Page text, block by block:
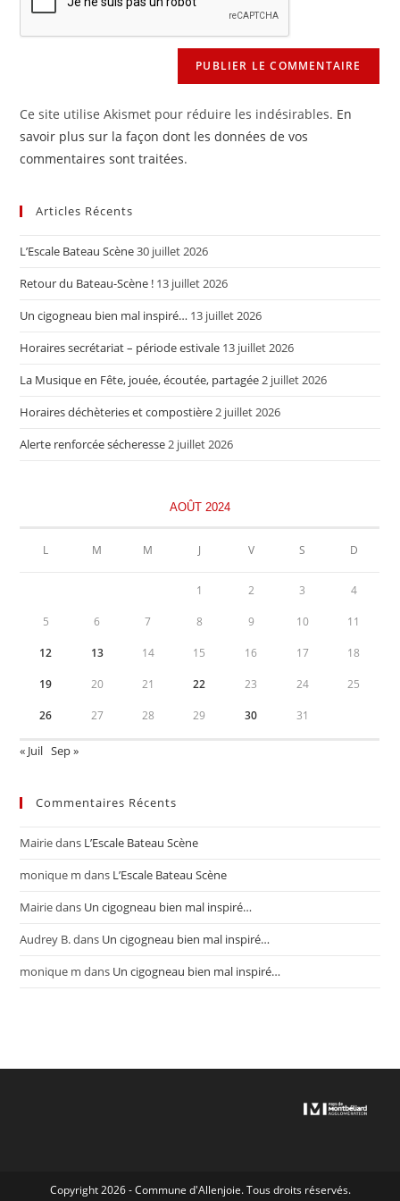
site
(facultatif)
Ce site utilise Akismet pour réduire les indésirables. En
savoir plus sur la façon dont les données de vos
commentaires sont traitées.
Articles Récents
L’Escale Bateau Scène30 juillet 2026
Retour du Bateau-Scène ! 13 juillet 2026
Un cigogneau bien mal inspiré… 13 juillet 2026
Horaires secrétariat – période estivale 13 juillet 2026
La Musique en Fête, jouée, écoutée, partagée2 juillet 2026
Horaires déchèteries et compostière2 juillet 2026
Alerte renforcée sécheresse2 juillet 2026
AOÛT 2024
L M M J V S D
1 2 3 4
5 6 7 8 9 10 11
12 13 14 15 16 17 18
19 20 21 22 23 24 25
26 27 28 29 30 31
« Juil Sep »
Commentaires Récents
Mairiedans L’Escale Bateau Scène
monique m dans L’Escale Bateau Scène
Mairiedans Un cigogneau bien mal inspiré…
Audrey B.dans Un cigogneau bien mal inspiré…
monique m dans Un cigogneau bien mal inspiré…
Copyright 2026 - Commune d'Allenjoie. Tous droits réservés.